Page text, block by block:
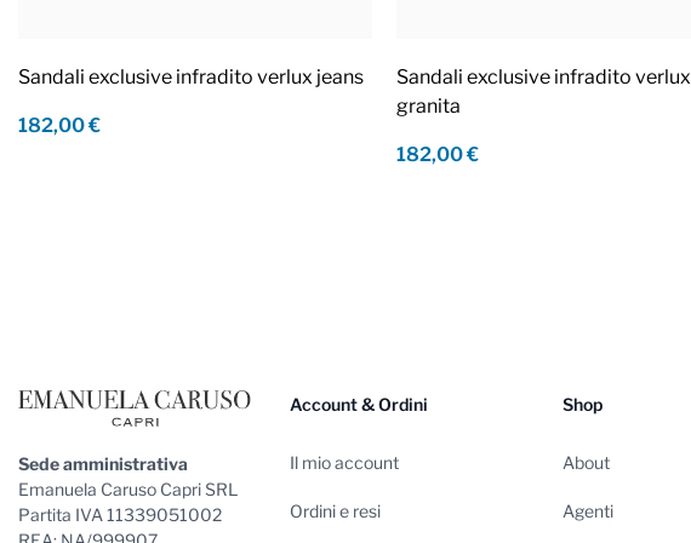
Sandali exclusive infradito verlux jeans
182,00 €
Sandali exclusive infradito verlux
granita
182,00 €
Sede amministrativa
Emanuela Caruso Capri SRL
Partita IVA 11339051002
Account & Ordini
Il mio account
Ordini e resi
Shop
About
Agenti